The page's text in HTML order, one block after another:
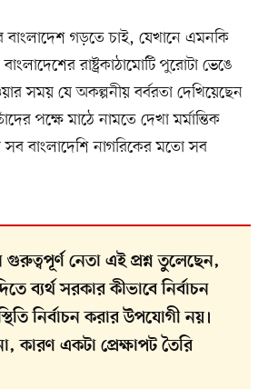
বাংলাদেশ গড়তে চাই, যেখানে এমনকি
রাষ্ট্রকাঠামোটি পুরোটা ভেঙে
সময় যে অকল্পনীয় বর্বরতা দেখিয়েছেন
পক্ষে মাঠে নামতে দেখা মর্মান্তিক
বাংলাদেশি নাগরিকের মতো সব
নেতা এই প্রশ্ন তুলেছেন,
ব্যর্থ সরকার কীভাবে নির্বাচন
নির্বাচন করার উপযোগী নয়।
কারণ একটা প্রেক্ষাপট তৈরি